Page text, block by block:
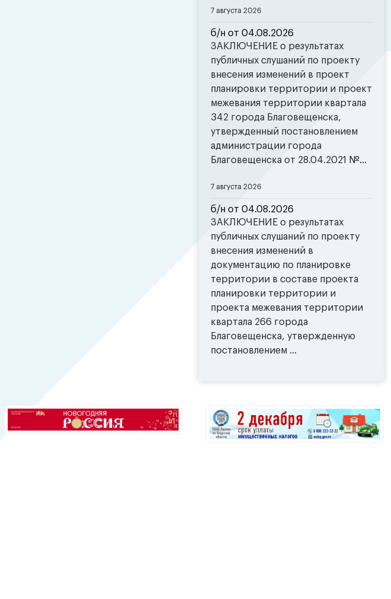
7 августа 2026
б/н от 04.08.2026
ЗАКЛЮЧЕНИЕ о результатах
публичных слушаний по проекту
внесения изменений в проект
планировки территории и проект
межевания территории квартала
342 города Благовещенска,
утвержденный постановлением
администрации города
Благовещенска от 28.04.2021 №...
7 августа 2026
б/н от 04.08.2026
ЗАКЛЮЧЕНИЕ о результатах
публичных слушаний по проекту
внесения изменений в
документацию по планировке
территории в составе проекта
планировки территории и
проекта межевания территории
квартала 266 города
Благовещенска, утвержденную
постановлением ...